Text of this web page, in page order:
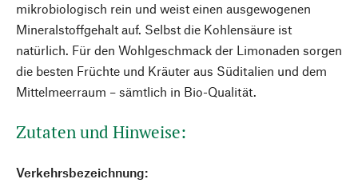
mikrobiologisch rein und weist einen ausgewogenen
Mineralstoffgehalt auf. Selbst die Kohlensäure ist
natürlich. Für den Wohlgeschmack der Limonaden sorgen
die besten Früchte und Kräuter aus Süditalien und dem
Mittelmeerraum – sämtlich in Bio-Qualität.
Zutaten und Hinweise:
Verkehrsbezeichnung: